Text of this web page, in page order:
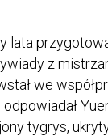
lata
z
we
tygrys,